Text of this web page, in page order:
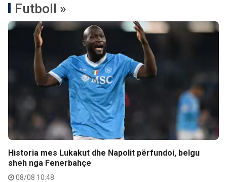
Futboll »
Historia mes Lukakut dhe Napolit përfundoi, belgu
sheh nga Fenerbahçe
08/08 10:48